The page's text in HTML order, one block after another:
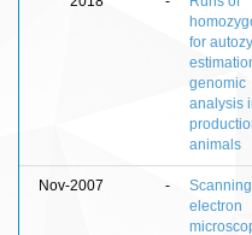
for
genomic
analysis
animals
Nov-2007 -
Scanning
electron